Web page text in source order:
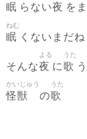
眠 らない夜 を
眠
ねむ
くないまだね
そんな夜
よる
に歌
うた
う
怪獣
かいじゅう
の歌
うた